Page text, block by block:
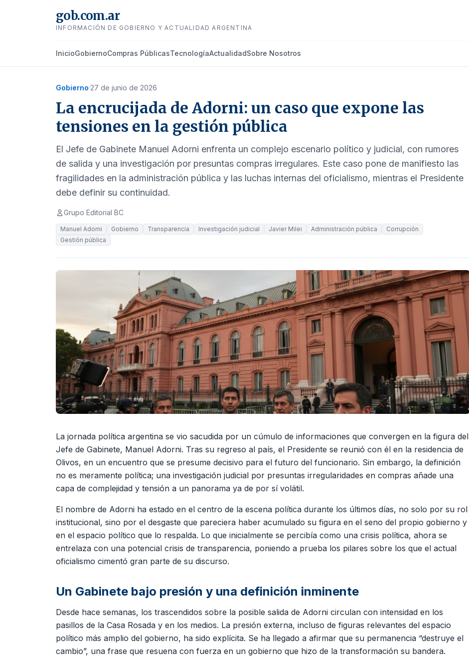
gob.com.ar
INFORMACIÓN DE GOBIERNO Y ACTUALIDAD ARGENTINA
InicioGobiernoCompras PúblicasTecnologíaActualidadSobre Nosotros
Gobierno·27 de junio de 2026
La encrucijada de Adorni: un caso que expone las
tensiones en la gestión pública
El Jefe de Gabinete Manuel Adorni enfrenta un complejo escenario político y judicial, con rumores
de salida y una investigación por presuntas compras irregulares. Este caso pone de manifiesto las
fragilidades en la administración pública y las luchas internas del oficialismo, mientras el Presidente
debe definir su continuidad.
Grupo Editorial BC
Manuel Adorni Gobierno Transparencia Investigación judicial Javier Milei Administración pública
Corrupción
Gestión pública
La jornada política argentina se vio sacudida por un cúmulo de informaciones que convergen en la figura del
Jefe de Gabinete, Manuel Adorni. Tras su regreso al país, el Presidente se reunió con él en la residencia de
Olivos, en un encuentro que se presume decisivo para el futuro del funcionario. Sin embargo, la definición
no es meramente política; una investigación judicial por presuntas irregularidades en compras añade una
capa de complejidad y tensión a un panorama ya de por sí volátil.
El nombre de Adorni ha estado en el centro de la escena política durante los últimos días, no solo por su rol
institucional, sino por el desgaste que pareciera haber acumulado su figura en el seno del propio gobierno y
en el espacio político que lo respalda. Lo que inicialmente se percibía como una crisis política, ahora se
entrelaza con una potencial crisis de transparencia, poniendo a prueba los pilares sobre los que el actual
oficialismo cimentó gran parte de su discurso.
Un Gabinete bajo presión y una definición inminente
Desde hace semanas, los trascendidos sobre la posible salida de Adorni circulan con intensidad en los
pasillos de la Casa Rosada y en los medios. La presión externa, incluso de figuras relevantes del espacio
político más amplio del gobierno, ha sido explícita. Se ha llegado a afirmar que su permanencia “destruye el
cambio”, una frase que resuena con fuerza en un gobierno que hizo de la transformación su bandera.